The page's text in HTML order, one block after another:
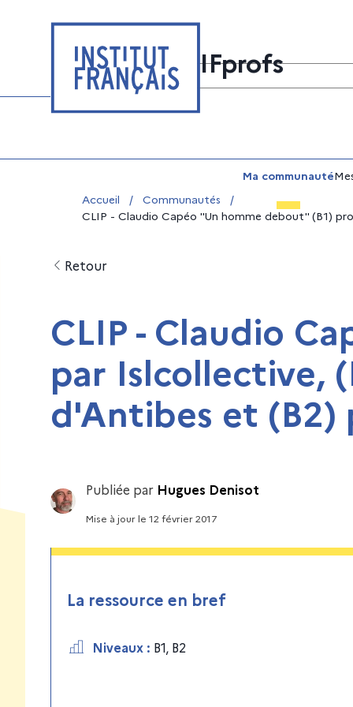
au
contenu
IFprofs
Ressources Formations
Ma communauté
Rechercher sur le site
Vous êtes ici :
Accueil / Communautés
/
CLIP - Claudio Capéo "Un homme debout" (B1)
Retour
CLIP - Claudio
par Islcollective,
d'Antibes et (B2)
Publiée par Hugues Denisot
Mise à jourle 12 février 2017
La ressource en bref
Niveaux : B1, B2